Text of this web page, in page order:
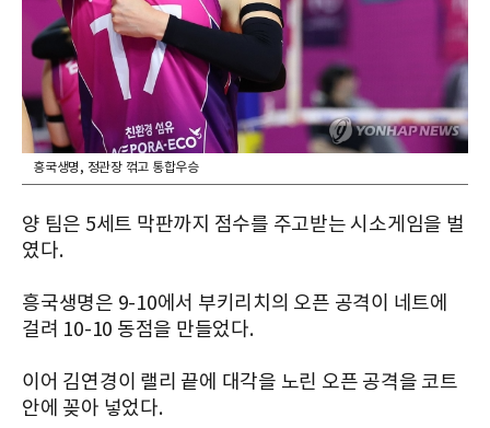
흥국생명, 정관장 꺾고 통합우승
양 팀은 5세트 막판까지 점수를 주고받는 시소게임을 벌
였다.
흥국생명은 9-10에서 부키리치의 오픈 공격이 네트에
걸려 10-10 동점을 만들었다.
이어 김연경이 랠리 끝에 대각을 노린 오픈 공격을 코트
안에 꽂아 넣었다.